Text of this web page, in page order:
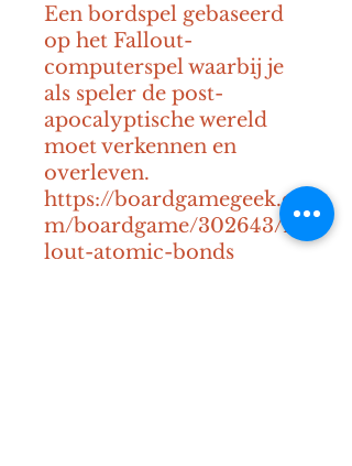
Een bordspel gebaseerd
op het Fallout-
computerspel waarbij je
als speler de post-
apocalyptische wereld
moet verkennen en
overleven.
https://boardgamegeek.co
m/boardgame/302643/fal
lout-atomic-bonds